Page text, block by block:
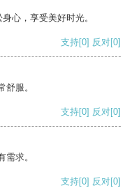
心，享受美好时光。
支持[0] 反对[0]
服。
支持[0] 反对[0]
求。
支持[0] 反对[0]